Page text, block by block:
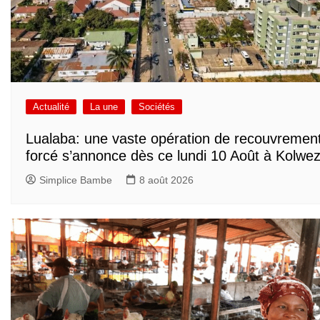
Actualité La une Sociétés
Lualaba: une vaste opération de
forcé s’annonce dès ce lundi 10 Août à
Simplice Bambe 8 août 2026